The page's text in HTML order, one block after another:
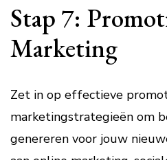
Stap 7:
Marketing
Zet in op effectieve
marketingstrategieën om
genereren voor jouw